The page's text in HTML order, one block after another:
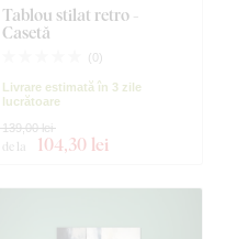
Tablou stilat retro -
Casetă
( 0)
Livrare estimată în 3 zile
lucrătoare
de la 104,30 lei
139,00 lei